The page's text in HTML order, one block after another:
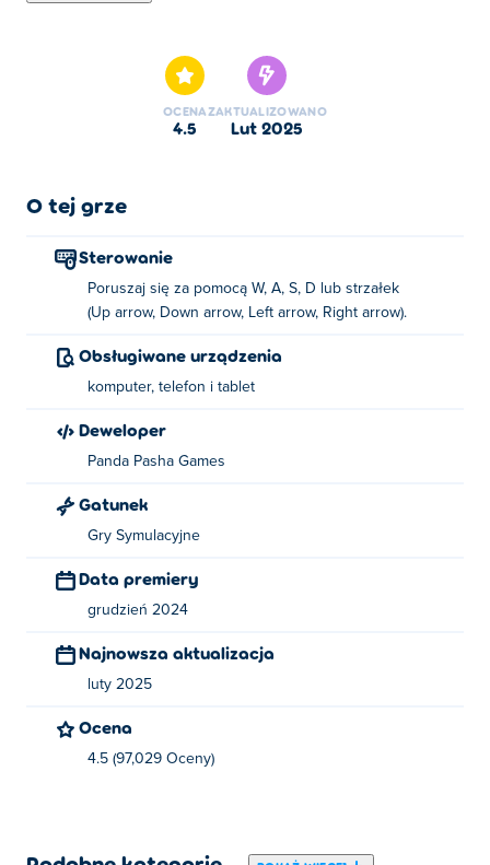
Zacznij od ciężkiego treningu na siłowni, aby rozwinąć
siłę, zwinność i wytrzymałość. Gdy będziesz gotowy,
zmierz się z innymi więźniami w emocjonujących
zdrowie. Wykorzystaj monety zarobione za zwycięstwa,
fajne akcesoria. Czy potrafisz walczyć o wolność,
odnosząc błyskotliwe zwycięstwa na ringu?
Jak grać w Prison Punch?
Do poruszania się używaj klawiszy WASD, klawiszy
strzałek lub joysticka.
Kto stworzył Prison Punch?
Graj w ich inne gry na Poki:
Jak mogę grać w Prison Punch za darmo?
Poki.
urządzeniach mobilnych i komputerach
stacjonarnych?
OCENA
4.5
ZAKTUALIZOWANO
lut 2025
O tej grze
Sterowanie
Poruszaj się za pomocą W, A, S, D lub strzałek
(Up arrow, Down arrow, Left arrow, Right arrow).
Obsługiwane urządzenia
komputer, telefon i tablet
Deweloper
Panda Pasha Games
Gatunek
Gry Symulacyjne
Data premiery
grudzień 2024
Najnowsza aktualizacja
luty 2025
Ocena
4.5 (97,029 Oceny)